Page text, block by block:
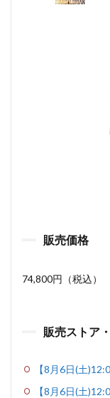
販売価格
74,800円（税込）
販売ストア
【8月6日(土
【8月6日(土